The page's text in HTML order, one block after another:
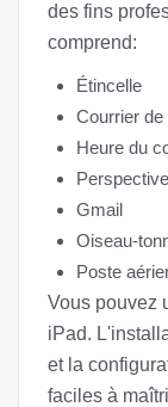
des fins
comprend:
Étincelle
Courrier
Heure du
Gmail
Oiseau-
Poste
Vous pouvez
iPad.
et la
faciles à